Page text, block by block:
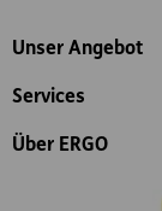
Inhaltsübersicht
Unser Angebot
Services
Über ERGO